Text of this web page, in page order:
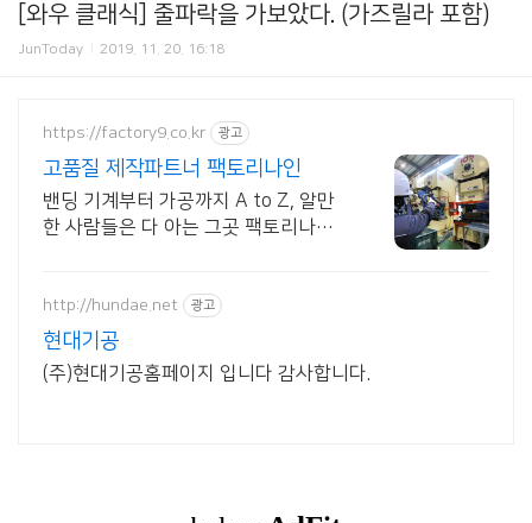
[와우 클래식] 줄파락을 가보았다. (가즈릴라 포함)
JunToday 2019. 11. 20. 16:18
https://factory9.co.kr 광고
고품질 제작파트너 팩토리나인
밴딩 기계부터 가공까지 A to Z, 알만
한 사람들은 다 아는 그곳 팩토리나인
개발!
http://hundae.net 광고
현대기공
(주)현대기공홈페이지 입니다 감사합니다.